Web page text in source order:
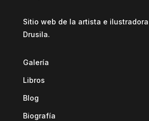
Sitio web de la artista e
Drusila.
Galería
Libros
Blog
Biografía